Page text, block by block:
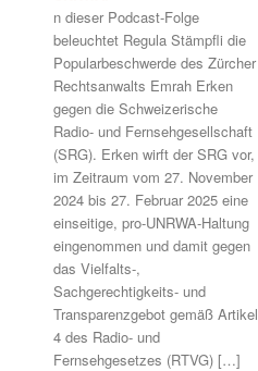
n dieser Podcast-Folge
beleuchtet Regula Stämpfli die
Popularbeschwerde des Zürcher
Rechtsanwalts Emrah Erken
gegen die Schweizerische
Radio- und Fernsehgesellschaft
(SRG). Erken wirft der SRG vor,
im Zeitraum vom 27. November
2024 bis 27. Februar 2025 eine
einseitige, pro-UNRWA-Haltung
eingenommen und damit gegen
das Vielfalts-,
Sachgerechtigkeits- und
Transparenzgebot gemäß Artikel
4 des Radio- und
Fernsehgesetzes (RTVG) […]